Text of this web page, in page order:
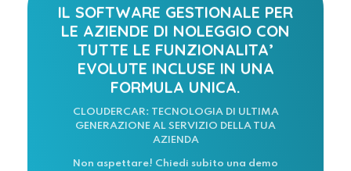
IL SOFTWARE GESTIONALE PER
LE AZIENDE DI NOLEGGIO CON
TUTTE LE FUNZIONALITA’
EVOLUTE INCLUSE IN UNA
FORMULA UNICA.
CLOUDERCAR: TECNOLOGIA DI ULTIMA
GENERAZIONE AL SERVIZIO DELLA TUA
AZIENDA
Non aspettare! Chiedi subito una demo